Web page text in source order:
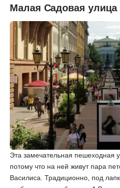
Малая Садовая улица
Эта замечательная пешеходная
потому что на ней живут пара
Василиса. Традиционно, под